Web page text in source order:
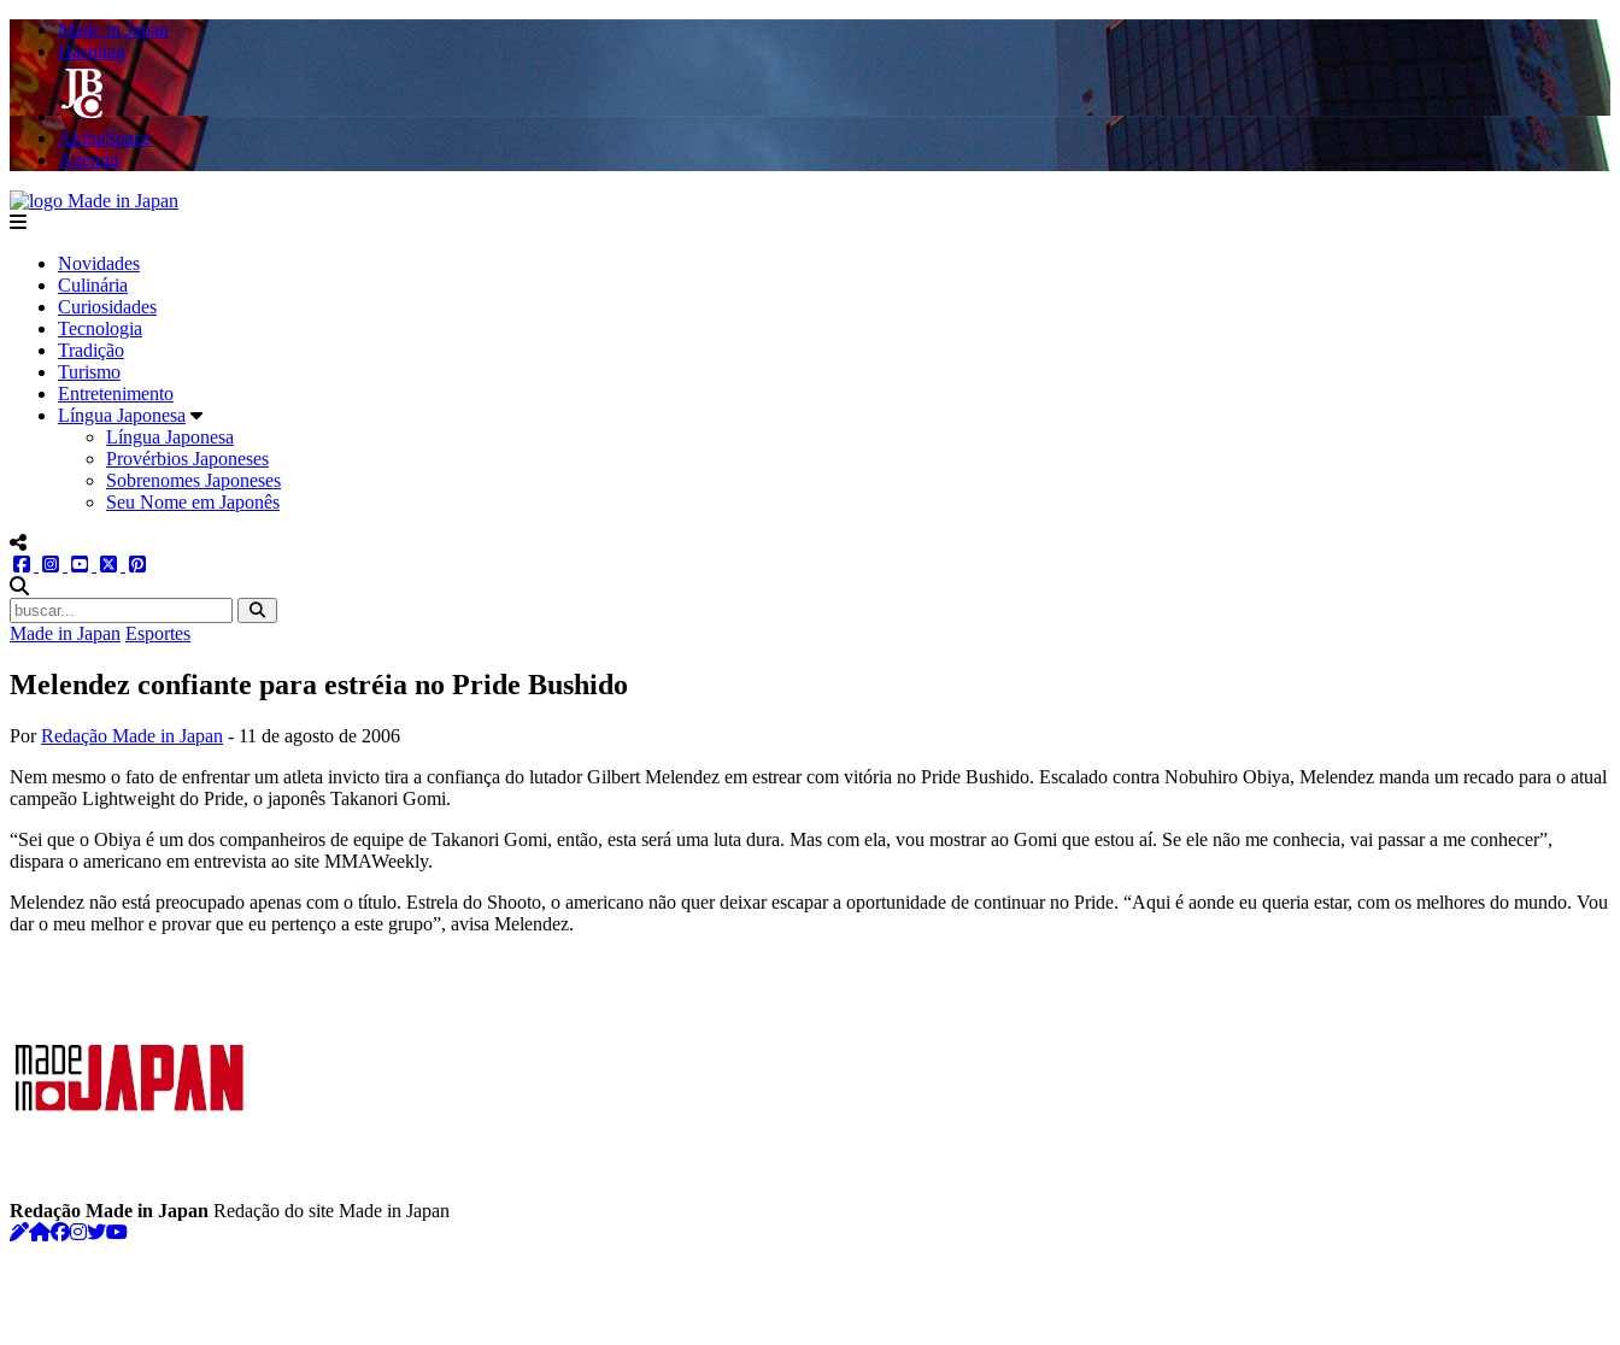
Made in Japan
Hashitag
AkibaSpace
Agenda
menu
Novidades
Culinária
Curiosidades
Tecnologia
Tradição
Turismo
Entretenimento
Língua Japonesa
Língua Japonesa
Provérbios Japoneses
Sobrenomes Japoneses
Seu Nome em Japonês
menu redes social
facebookinstagram
youtube
twitter
Made in Japan Esportes
Melendez confiante para estréia no Pride Bushido
PorRedação Made in Japan - 11 de agosto de 2006
Nem mesmo o fato de enfrentar um atleta invicto tira a confiança do lutador Gilbert Melendez em estrear com vitória no Pride Bushido. Escalado contra Nobuhiro Obiya, Melendez manda um recado para o atual
campeão Lightweight do Pride, o japonês Takanori Gomi.
“Sei que o Obiya é um dos companheiros de equipe de Takanori Gomi, então, esta será uma luta dura. Mas com ela, vou mostrar ao Gomi que estou aí. Se ele não me conhecia, vai passar a me conhecer”,
dispara o americano em entrevista ao site MMAWeekly.
Melendez não está preocupado apenas com o título. Estrela do Shooto, o americano não quer deixar escapar a oportunidade de continuar no Pride. “Aqui é aonde eu queria estar, com os melhores do mundo. Vou
dar o meu melhor e provar que eu pertenço a este grupo”, avisa Melendez.
Redação Made in Japan Redação do site Made in Japan